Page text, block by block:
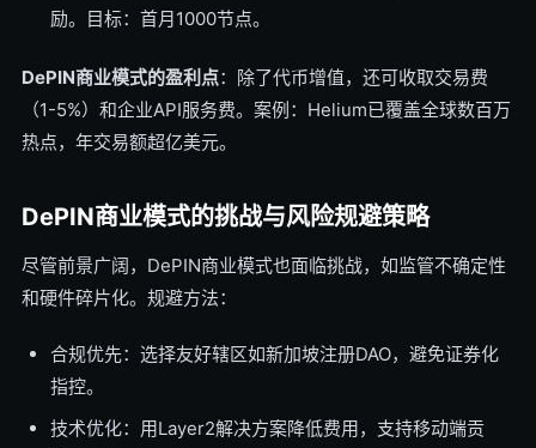
励。目标：首月1000节点。
DePIN商业模式的盈利点：除了代币增值，还可收取交易费
（1-5%）和企业API服务费。案例：Helium已覆盖全球数百万
热点，年交易额超亿美元。
DePIN商业模式的挑战与风险规避策略
尽管前景广阔，DePIN商业模式也面临挑战，如监管不确定性
和硬件碎片化。规避方法：
合规优先：选择友好辖区如新加坡注册DAO，避免证券化
指控。
技术优化：用Layer2解决方案降低费用，支持移动端贡